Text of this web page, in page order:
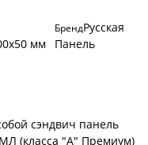
мм
БрендРусская
Панель
сэндвич панель
(класса "А" Премиум)